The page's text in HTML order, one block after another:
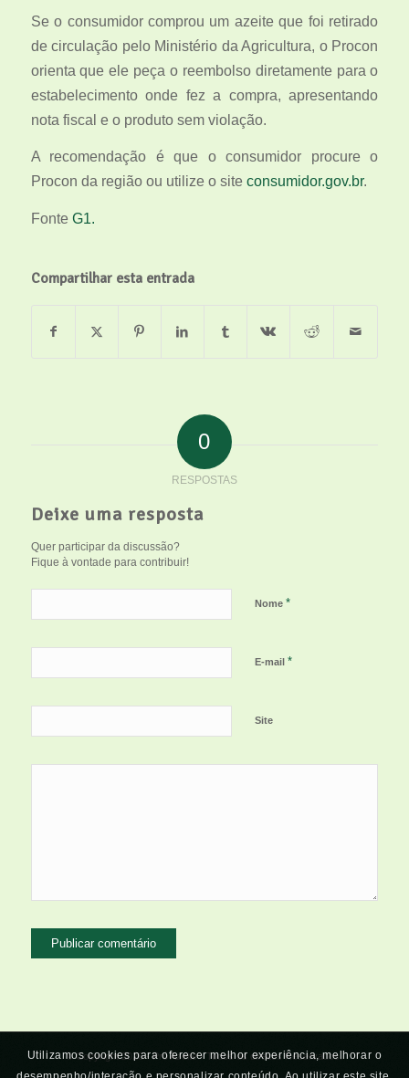
Se o consumidor comprou um azeite que foi retirado
de circulação pelo Ministério da Agricultura, o Procon
orienta que ele peça o reembolso diretamente para o
estabelecimento onde fez a compra, apresentando
nota fiscal e o produto sem violação.
A recomendação é que o consumidor procure o
Procon da região ou utilize o site consumidor.gov.br.
Fonte G1.
Compartilhar esta entrada
0
RESPOSTAS
Deixe uma resposta
Quer participar da discussão?
Fique à vontade para contribuir!
Nome *
E-mail *
Site
© Copyright 2026 - Pró Azeite - Todos os direitos Reservados.
Utilizamos cookies para oferecer melhor experiência, melhorar o